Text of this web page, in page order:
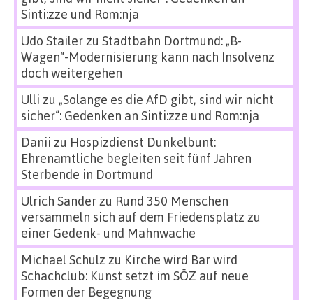
Sinti:zze und Rom:nja
Udo Stailerzu Stadtbahn Dortmund: „B-
Wagen“-Modernisierung kann nach Insolvenz
doch weitergehen
Ulli zu „Solange es die AfD gibt, sind wir nicht
sicher“: Gedenken an Sinti:zze und Rom:nja
Danii zu Hospizdienst Dunkelbunt:
Ehrenamtliche begleiten seit fünf Jahren
Sterbende in Dortmund
Ulrich Sanderzu Rund 350 Menschen
versammeln sich auf dem Friedensplatz zu
einer Gedenk- und Mahnwache
Michael Schulz zu Kirche wird Bar wird
Schachclub: Kunst setzt im SÖZ auf neue
Formen der Begegnung